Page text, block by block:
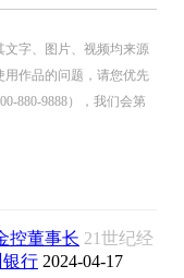
字、图片、视频均来源
作品的问题，请您优先
880-9888），我们会第
控董事长 21世纪经
银行 2024-04-17